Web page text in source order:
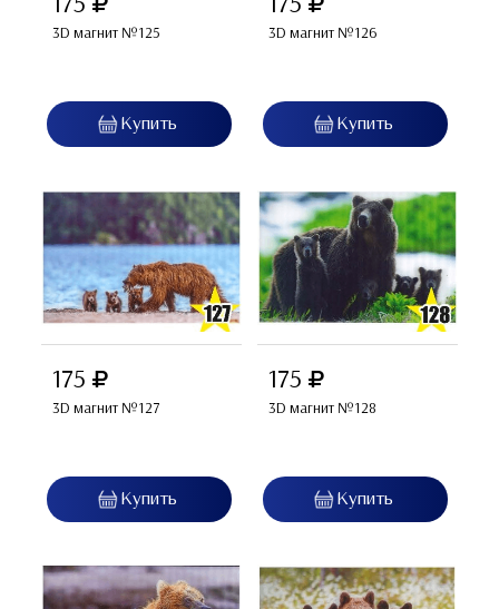
3D магнит №125 3D магнит №126
175
3D магнит №127
175
3D магнит №128